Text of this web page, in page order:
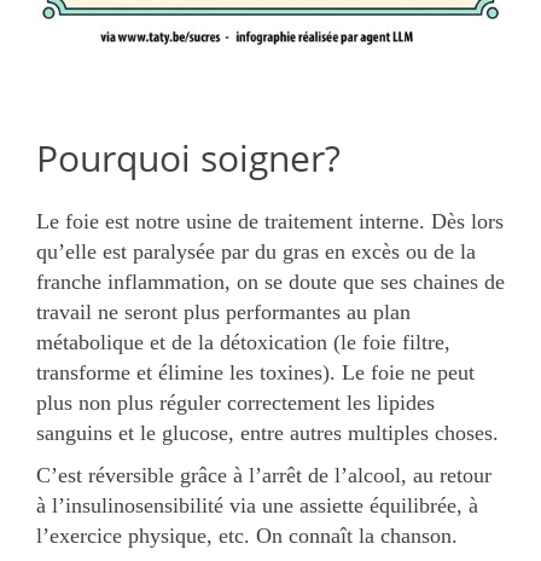
Pourquoi soigner?
Le foie est notre usine de traitement interne. Dès lors
qu’elle est paralysée par du gras en excès ou de la
franche inflammation, on se doute que ses chaines de
travail ne seront plus performantes au plan
métabolique et de la détoxication (le foie filtre,
transforme et élimine les toxines). Le foie ne peut
plus non plus réguler correctement les lipides
sanguins et le glucose, entre autres multiples choses.
C’est réversible grâce à l’arrêt de l’alcool, au retour
à l’insulinosensibilité via une assiette équilibrée, à
l’exercice physique, etc. On connaît la chanson.